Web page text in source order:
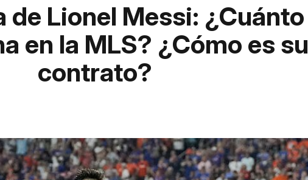
de Lionel Messi: ¿Cuánto
en la MLS? ¿Cómo es su
contrato?